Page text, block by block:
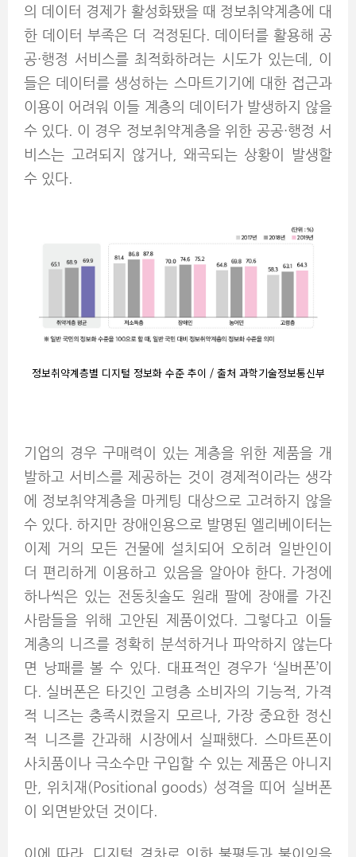
의 데이터 경제가 활성화됐을 때 정보취약계층에 대
한 데이터 부족은 더 걱정된다. 데이터를 활용해 공
공·행정 서비스를 최적화하려는 시도가 있는데, 이
들은 데이터를 생성하는 스마트기기에 대한 접근과
이용이 어려워 이들 계층의 데이터가 발생하지 않을
수 있다. 이 경우 정보취약계층을 위한 공공·행정 서
비스는 고려되지 않거나, 왜곡되는 상황이 발생할
수 있다.
정보취약계층별 디지털 정보화 수준 추이 / 출처 과학기술정보통신부
기업의 경우 구매력이 있는 계층을 위한 제품을 개
발하고 서비스를 제공하는 것이 경제적이라는 생각
에 정보취약계층을 마케팅 대상으로 고려하지 않을
수 있다. 하지만 장애인용으로 발명된 엘리베이터는
이제 거의 모든 건물에 설치되어 오히려 일반인이
더 편리하게 이용하고 있음을 알아야 한다. 가정에
하나씩은 있는 전동칫솔도 원래 팔에 장애를 가진
사람들을 위해 고안된 제품이었다. 그렇다고 이들
계층의 니즈를 정확히 분석하거나 파악하지 않는다
면 낭패를 볼 수 있다. 대표적인 경우가 ‘실버폰’이
다. 실버폰은 타깃인 고령층 소비자의 기능적, 가격
적 니즈는 충족시켰을지 모르나, 가장 중요한 정신
적 니즈를 간과해 시장에서 실패했다. 스마트폰이
사치품이나 극소수만 구입할 수 있는 제품은 아니지
만, 위치재(Positional goods) 성격을 띠어 실버폰
이 외면받았던 것이다.
이에 따라, 디지털 격차로 인한 불평등과 불이익을